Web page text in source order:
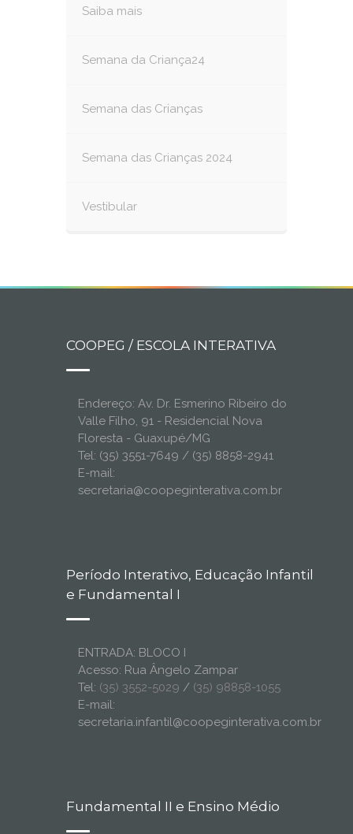
Saiba mais
Semana da Criança24
Semana das Crianças
Semana das Crianças 2024
Vestibular
COOPEG / ESCOLA INTERATIVA
Endereço: Av. Dr. Esmerino Ribeiro do
Valle Filho, 91 - Residencial Nova
Floresta - Guaxupé/MG
Tel: (35) 3551-7649 / (35) 8858-2941
E-mail:
secretaria@coopeginterativa.com.br
Período Interativo, Educação Infantil
e Fundamental I
ENTRADA: BLOCO I
Acesso: Rua Ângelo Zampar
Tel: (35) 3552-5029 / (35) 98858-1055
E-mail:
secretaria.infantil@coopeginterativa.com.br
Fundamental II e Ensino Médio